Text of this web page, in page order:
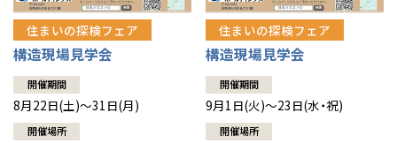
住まいの探検フェア
構造現場見学会
開催期間
8月22日(土)～31日(月)
開催場所
住まいの探検フェア
構造現場見学会
開催期間
9月1日(火)～23日(水・祝)
開催場所